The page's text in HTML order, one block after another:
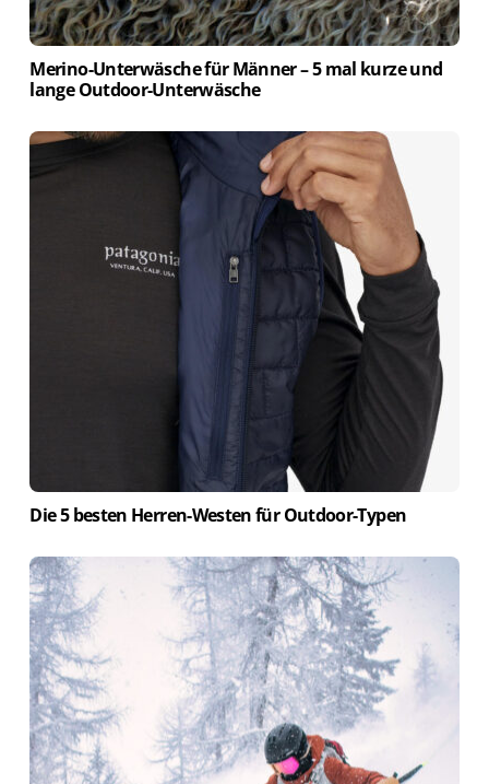
Merino-Unterwäsche für Männer – 5 mal kurze und
lange Outdoor-Unterwäsche
Die 5 besten Herren-Westen für Outdoor-Typen